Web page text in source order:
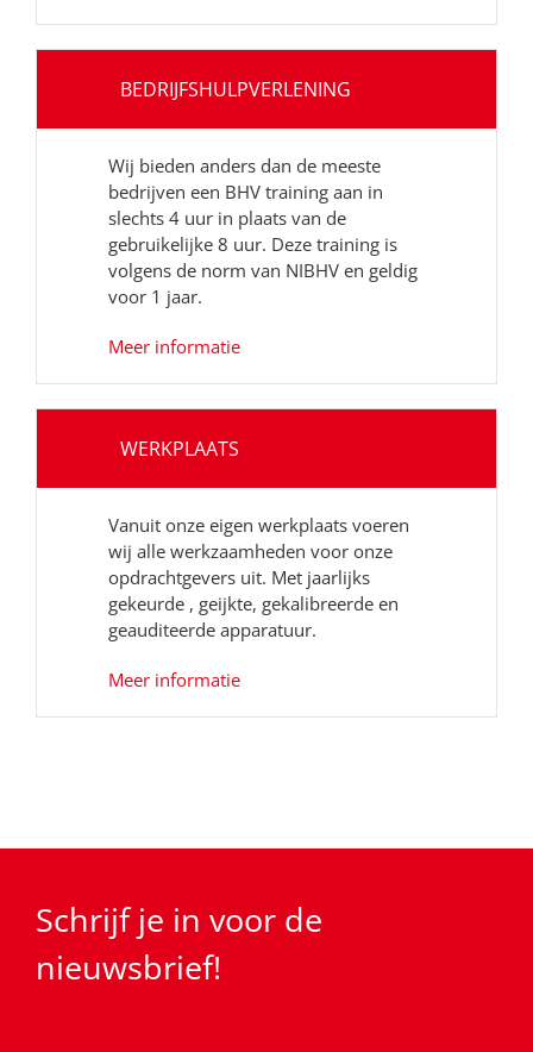
BEDRIJFSHULPVERLENING
Wij bieden anders dan de meeste
bedrijven een BHV training aan in
slechts 4 uur in plaats van de
gebruikelijke 8 uur. Deze training is
volgens de norm van NIBHV en geldig
voor 1 jaar.
Meer informatie
WERKPLAATS
Vanuit onze eigen werkplaats voeren
wij alle werkzaamheden voor onze
opdrachtgevers uit. Met jaarlijks
gekeurde , geijkte, gekalibreerde en
geauditeerde apparatuur.
Meer informatie
Schrijf je in voor de
nieuwsbrief!